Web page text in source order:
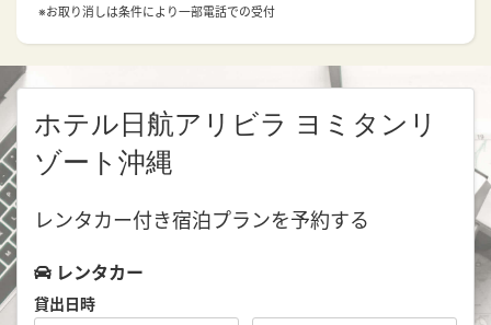
※お取り消しは条件により一部電話での受付
ホテル日航アリビラ ヨミタンリ
ゾート沖縄
レンタカー付き宿泊プランを予約する
レンタカー
貸出日時